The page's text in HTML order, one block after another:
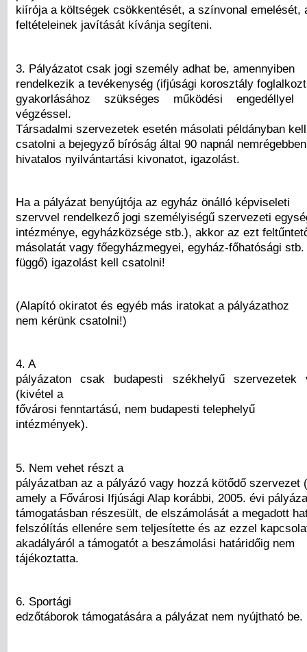
kiírója a költségek csökkentését, a színvonal emelését,
feltételeinek javítását kívánja segíteni.
3. Pályázatot csak jogi személy adhat be, amennyiben
rendelkezik a tevékenység (ifjúsági korosztály
gyakorlásához szükséges működési
végzéssel.
Társadalmi szervezetek esetén másolati példányban
csatolni a bejegyző bíróság által 90 napnál
hivatalos nyilvántartási kivonatot, igazolást.
Ha a pályázat benyújtója az egyház önálló képviseleti
szervvel rendelkező jogi személyiségű szervezeti
intézménye, egyházközsége stb.), akkor az ezt
másolatát vagy főegyházmegyei, egyház-főhatósági
függő) igazolást kell csatolni!
(Alapító okiratot és egyéb más iratokat a pályázathoz
nem kérünk csatolni!)
4. A
pályázaton csak budapesti székhelyű szervezetek
(kivétel a
fővárosi fenntartású, nem budapesti telephelyű
intézmények).
5. Nem vehet részt a
pályázatban az a pályázó vagy hozzá kötődő szervezet
amely a Fővárosi Ifjúsági Alap korábbi, 2005. évi
támogatásban részesült, de elszámolását a megadott
felszólítás ellenére sem teljesítette és az ezzel
akadályáról a támogatót a beszámolási határidőig nem
tájékoztatta.
6. Sportági
edzőtáborok támogatására a pályázat nem nyújtható be.